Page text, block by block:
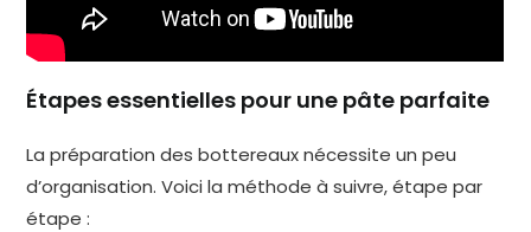
Étapes essentielles pour une pâte parfaite
La préparation des bottereaux nécessite un peu
d’organisation. Voici la méthode à suivre, étape par
étape :